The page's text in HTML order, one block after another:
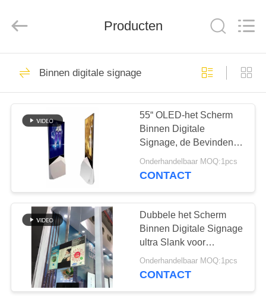
HUIS
PRODUCTEN
ONGEVEER
FABRIEKSREIS
KWALITEITSCONTROLE
CONTACTEER
ONS
Display
Technology
Allen in één digitale
signage
Binnen digitale
signage
65
Producten
Binnen digitale signage
55“ OLED-het Scherm
Binnen Digitale
Signage, de Bevindende
Kiosk van de Super
Slimvloer
Onderhandelbaar MOQ:1pcs
CONTACT
Dubbele het Scherm
Binnen Digitale Signage
ultra Slank voor
Reclame Spelend 43
Duim
Onderhandelbaar MOQ:1pcs
CONTACT